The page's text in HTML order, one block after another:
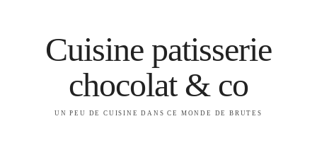
Cuisine patisserie
chocolat & co
UN PEU DE CUISINE DANS CE MONDE DE BRUTES